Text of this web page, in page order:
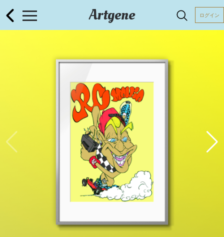
Artgene ログイン